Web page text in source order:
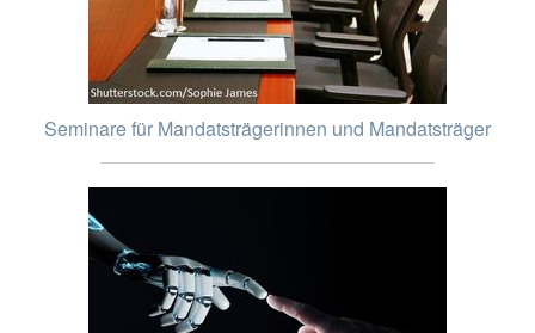
Seminare für Mandatsträgerinnen und Mandatsträger